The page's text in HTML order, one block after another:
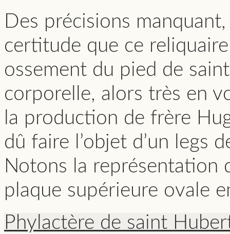
Des précisions
certitude que ce
ossement du pied de
corporelle, alors très en
la production de frère
dû faire l’objet d’un legs
Notons la représentation
plaque supérieure ovale
Phylactère de saint